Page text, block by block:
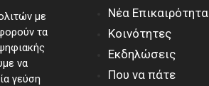
με
τα
να
γεύση
Νέα Επικαιρότητα
Κοινότητες
Εκδηλώσεις
Που να πάτε